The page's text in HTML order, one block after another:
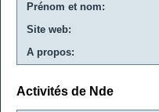
Prénom et nom:
Site web:
A propos:
Activités de Nde